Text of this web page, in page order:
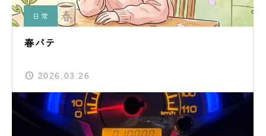
日常
春バテ
2026.03.26